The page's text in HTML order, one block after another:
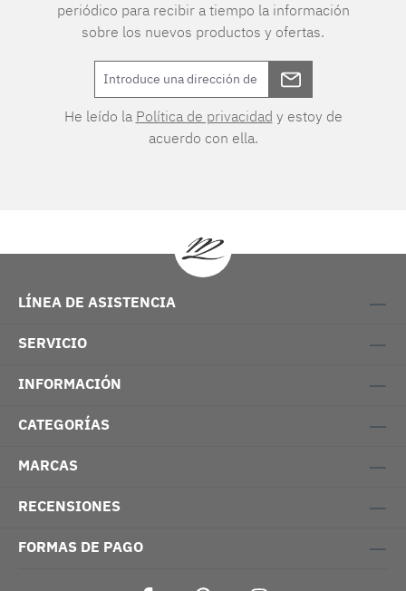
periódico para recibir a tiempo la información
sobre los nuevos productos y ofertas.
He leído la Política de privacidad y estoy de
acuerdo con ella.
LÍNEA DE ASISTENCIA
SERVICIO
INFORMACIÓN
CATEGORÍAS
MARCAS
RECENSIONES
FORMAS DE PAGO